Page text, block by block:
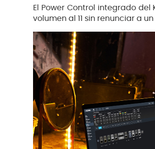
El Power Control integrado
volumen al 11 sin renunciar a